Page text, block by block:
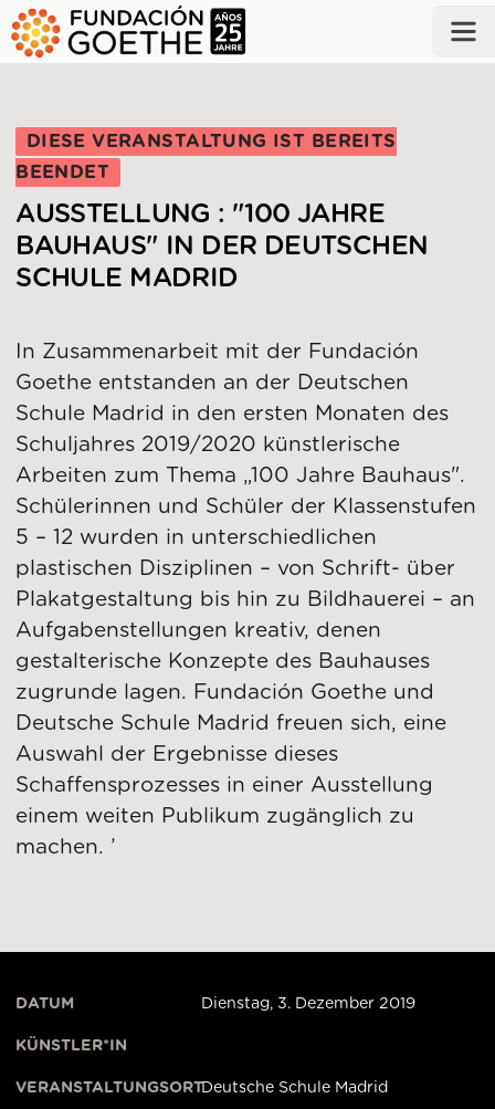
ZUM HAUPTINHALT SPRINGEN
DIESE VERANSTALTUNG IST BEREITS
BEENDET
AUSSTELLUNG : "100 JAHRE
BAUHAUS" IN DER DEUTSCHEN
SCHULE MADRID
In Zusammenarbeit mit der Fundación
Goethe entstanden an der Deutschen
Schule Madrid in den ersten Monaten des
Schuljahres 2019/2020 künstlerische
Arbeiten zum Thema „100 Jahre Bauhaus".
Schülerinnen und Schüler der Klassenstufen
5 – 12 wurden in unterschiedlichen
plastischen Disziplinen – von Schrift- über
Plakatgestaltung bis hin zu Bildhauerei – an
Aufgabenstellungen kreativ, denen
gestalterische Konzepte des Bauhauses
zugrunde lagen. Fundación Goethe und
Deutsche Schule Madrid freuen sich, eine
Auswahl der Ergebnisse dieses
Schaffensprozesses in einer Ausstellung
einem weiten Publikum zugänglich zu
machen. ’
DATUM Dienstag, 3. Dezember 2019
KÜNSTLER*IN
VERANSTALTUNGSORTDeutsche Schule Madrid